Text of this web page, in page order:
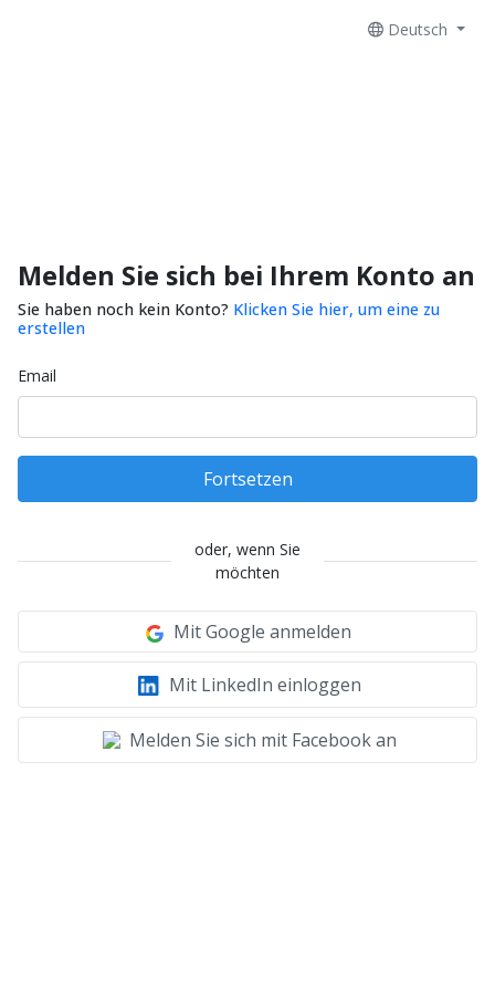
Deutsch
Melden Sie sich bei Ihrem Konto an
Sie haben noch kein Konto? Klicken Sie hier, um eine zu
erstellen
Email
Fortsetzen
oder, wenn Sie
möchten
Mit Google anmelden
Mit LinkedIn einloggen
Melden Sie sich mit Facebook an